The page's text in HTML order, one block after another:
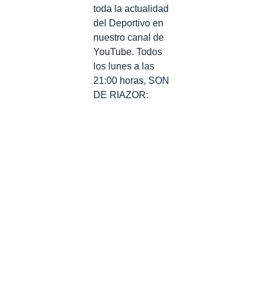
toda la actualidad
del Deportivo en
nuestro canal de
YouTube. Todos
los lunes a las
21:00 horas, SON
DE RIAZOR: